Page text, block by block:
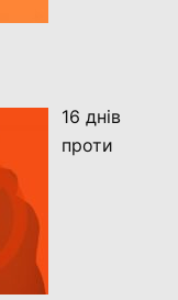
16 днів
проти